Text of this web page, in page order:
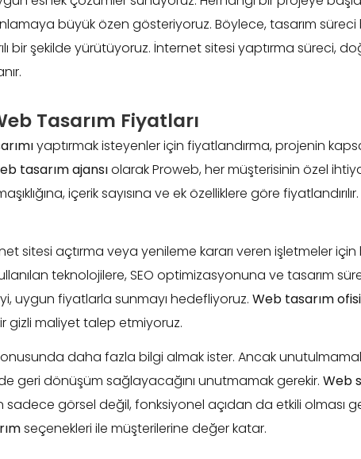
büyük özen gösteriyoruz. Böylece, tasarım
bir şekilde yürütüyoruz. İnternet sitesi yaptırma süreci,
Tasarım Fiyatları
yaptırmak isteyenler için fiyatlandırma, projenin
tasarım ajansıolarak Proweb, her müşterisinin özel
içerik sayısına ve ek özelliklere göre
sitesi açtırma veya yenileme kararı veren işletmeler
teknolojilere, SEO optimizasyonuna ve tasarım
uygun fiyatlarla sunmayı hedefliyoruz. Web tasarım ofisi
gizli maliyet talep etmiyoruz.
daha fazla bilgi almak ister. Ancak
geri dönüşüm sağlayacağını unutmamak gerekir. Web
sadece görsel değil, fonksiyonel açıdan da etkili olması
seçenekleri ile müşterilerine değer katar.